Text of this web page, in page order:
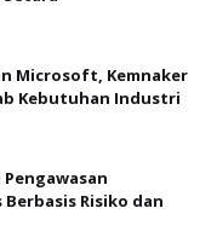
Microsoft, Kemnaker
Kebutuhan Industri
Risiko dan